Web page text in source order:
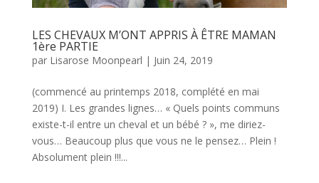
LES CHEVAUX M’ONT APPRIS À ÊTRE MAMAN
1ère PARTIE
par Lisarose Moonpearl | Juin 24, 2019
(commencé au printemps 2018, complété en mai
2019) I. Les grandes lignes… « Quels points communs
existe-t-il entre un cheval et un bébé ? », me diriez-
vous… Beaucoup plus que vous ne le pensez… Plein !
Absolument plein !!!...